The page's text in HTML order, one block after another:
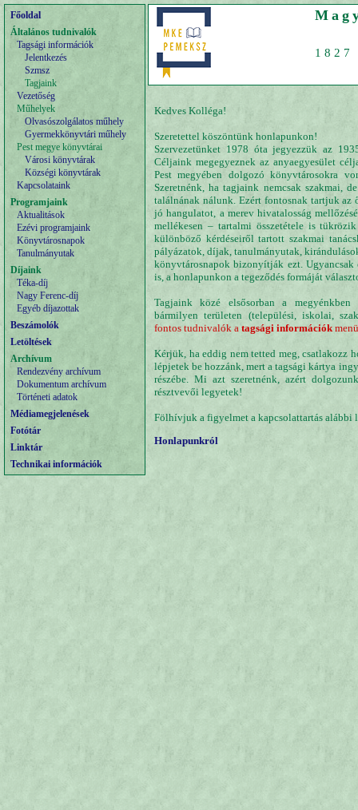
Főoldal
Általános tudnivalók
Tagsági információk
Jelentkezés
Szmsz
Tagjaink
Vezetőség
Műhelyek
Olvasószolgálatos műhely
Gyermekkönyvtári műhely
Pest megye könyvtárai
Városi könyvtárak
Községi könyvtárak
Kapcsolataink
Programjaink
Aktualitások
Ezévi programjaink
Könyvtárosnapok
Tanulmányutak
Díjaink
Téka-díj
Nagy Ferenc-díj
Egyéb díjazottak
Beszámolók
Letöltések
Archívum
Rendezvény archívum
Dokumentum archívum
Történeti adatok
Médiamegjelenések
Fotótár
Linktár
Technikai információk
Kedves Kolléga!
Szeretettel köszöntünk honlapunkon!
Szervezetünket 1978 óta jegyezzük az
Céljaink megegyeznek az anyaegyesület
Pest megyében dolgozó könyvtárosokra
Szeretnénk, ha tagjaink nemcsak szakmai,
találnának nálunk. Ezért fontosnak tartjuk az
jó hangulatot, a merev hivatalosság
mellékesen – tartalmi összetétele is
különböző kérdéseiről tartott szakmai
pályázatok, díjak, tanulmányutak,
könyvtárosnapok bizonyítják ezt. Ugyancsak
is, a honlapunkon a tegeződés formáját
Tagjaink közé elsősorban a megyénkben
bármilyen területen (települési, iskolai,
fontos tudnivalók a tagsági információk
Kérjük, ha eddig nem tetted meg, csatlakozz
lépjetek be hozzánk, mert a tagsági kártya
részébe. Mi azt szeretnénk, azért
résztvevői legyetek!
Fölhívjuk a figyelmet a kapcsolattartás alábbi
Honlapunkról